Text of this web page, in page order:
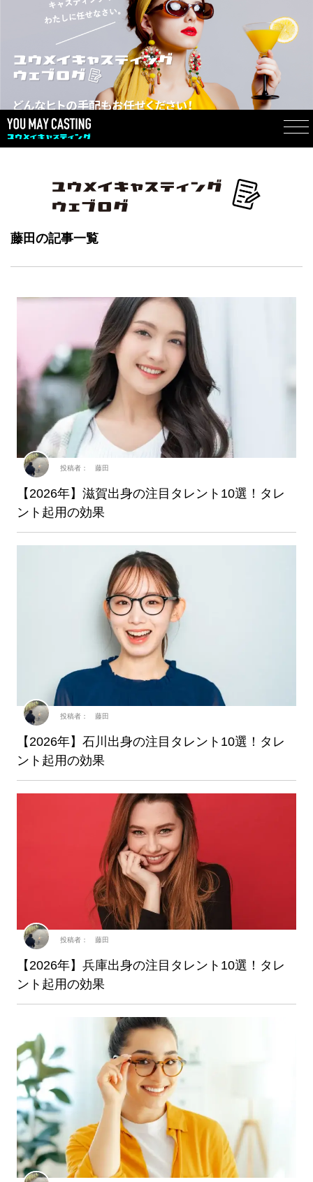
藤田の記事一覧
【2026年】滋賀出身の注目タレント10選！タレ
ント起用の効果
投稿者： 藤田
【2026年】石川出身の注目タレント10選！タレ
ント起用の効果
投稿者： 藤田
【2026年】兵庫出身の注目タレント10選！タレ
ント起用の効果
投稿者： 藤田